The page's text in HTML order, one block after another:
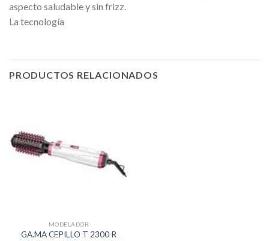
aspecto saludable y sin frizz.
La tecnología
PRODUCTOS RELACIONADOS
MODELADOR
GA.MA CEPILLO T 2300 R